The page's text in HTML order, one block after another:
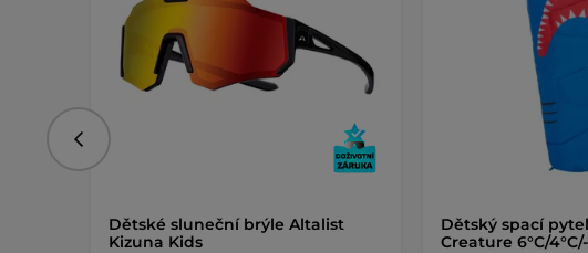
Dětské sluneční brýle Altalist
Kizuna Kids
Dětský spací
Creature 6°C/
Předchozí